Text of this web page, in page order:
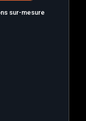
sur-mesure